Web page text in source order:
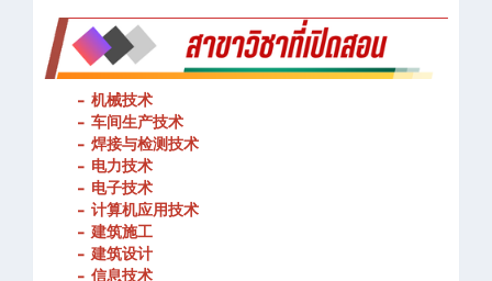
- 机械技术
- 车间生产技术
- 焊接与检测技术
- 电力技术
- 电子技术
- 计算机应用技术
-建筑施工
-建筑设计
- 信息技术